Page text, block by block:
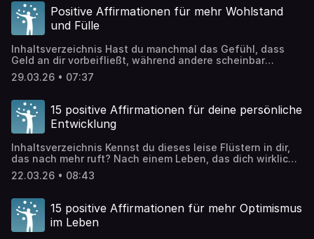
Lebens formt. Oft kreisen unsere Gedanken wie ein wilder
Strom, ohne dass wir es […]
Positive Affirmationen für mehr Wohlstand
und Fülle
Inhaltsverzeichnis Hast du manchmal das Gefühl, dass
Geld an dir vorbeifließt, während andere scheinbar
mühelos Wohlstand anziehen? Du bist nicht allein mit
diesem Empfinden. Viele Menschen kämpfen damit, eine
Fülle in ihrem Leben willkommen zu heißen. Die gute
Nachricht: Geld anziehen ist keine Zauberei, sondern eine
Frage deiner […]
29.03.26 • 07:37
15 positive Affirmationen für deine persönliche
Entwicklung
Inhaltsverzeichnis Kennst du dieses leise Flüstern in dir,
das nach mehr ruft? Nach einem Leben, das dich wirklich
erfüllt? Persönliches Wachstum ist der Schlüssel, um die
beste Version deiner selbst zu werden – nicht irgendwann,
bleiben unter ihren Möglichkeiten, weil sie Veränderung
als Bedrohung statt als Geschenk […]
22.03.26 • 08:43
15 positive Affirmationen für mehr Optimismus
im Leben